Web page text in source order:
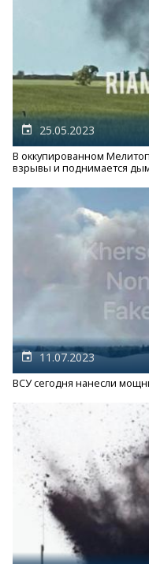
25.05.2023
В оккупированном
взрывы и поднимается
11.07.2023
ВСУ сегодня нанесли